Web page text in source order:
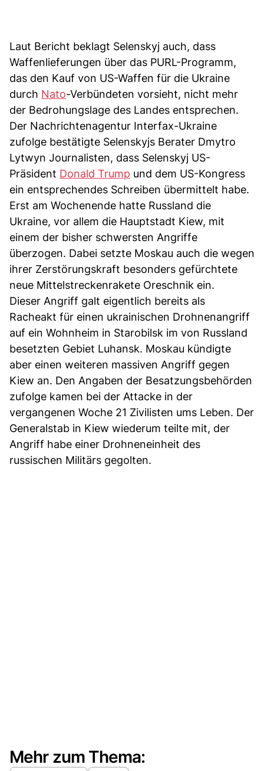
Laut Bericht beklagt Selenskyj auch, dass
Waffenlieferungen über das PURL-Programm,
das den Kauf von US-Waffen für die Ukraine
durch Nato-Verbündeten vorsieht, nicht mehr
der Bedrohungslage des Landes entsprechen.
Der Nachrichtenagentur Interfax-Ukraine
zufolge bestätigte Selenskyjs Berater Dmytro
Lytwyn Journalisten, dass Selenskyj US-
Präsident Donald Trump und dem US-Kongress
ein entsprechendes Schreiben übermittelt habe.
Erst am Wochenende hatte Russland die
Ukraine, vor allem die Hauptstadt Kiew, mit
einem der bisher schwersten Angriffe
überzogen. Dabei setzte Moskau auch die wegen
ihrer Zerstörungskraft besonders gefürchtete
neue Mittelstreckenrakete Oreschnik ein.
Dieser Angriff galt eigentlich bereits als
Racheakt für einen ukrainischen Drohnenangriff
auf ein Wohnheim in Starobilsk im von Russland
besetzten Gebiet Luhansk. Moskau kündigte
aber einen weiteren massiven Angriff gegen
Kiew an. Den Angaben der Besatzungsbehörden
zufolge kamen bei der Attacke in der
vergangenen Woche 21 Zivilisten ums Leben. Der
Generalstab in Kiew wiederum teilte mit, der
Angriff habe einer Drohneneinheit des
russischen Militärs gegolten.
Mehr zum Thema: